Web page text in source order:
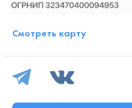
Смотреть карту